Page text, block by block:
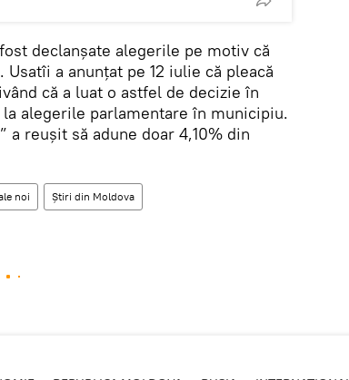
declanșate alegerile pe motiv că
a anunțat pe 12 iulie că pleacă
că a luat o astfel de decizie în
alegerile parlamentare în municipiu.
a reușit să adune doar 4,10% din
noi Știri din Moldova